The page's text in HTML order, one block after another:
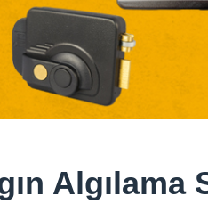
Algılama